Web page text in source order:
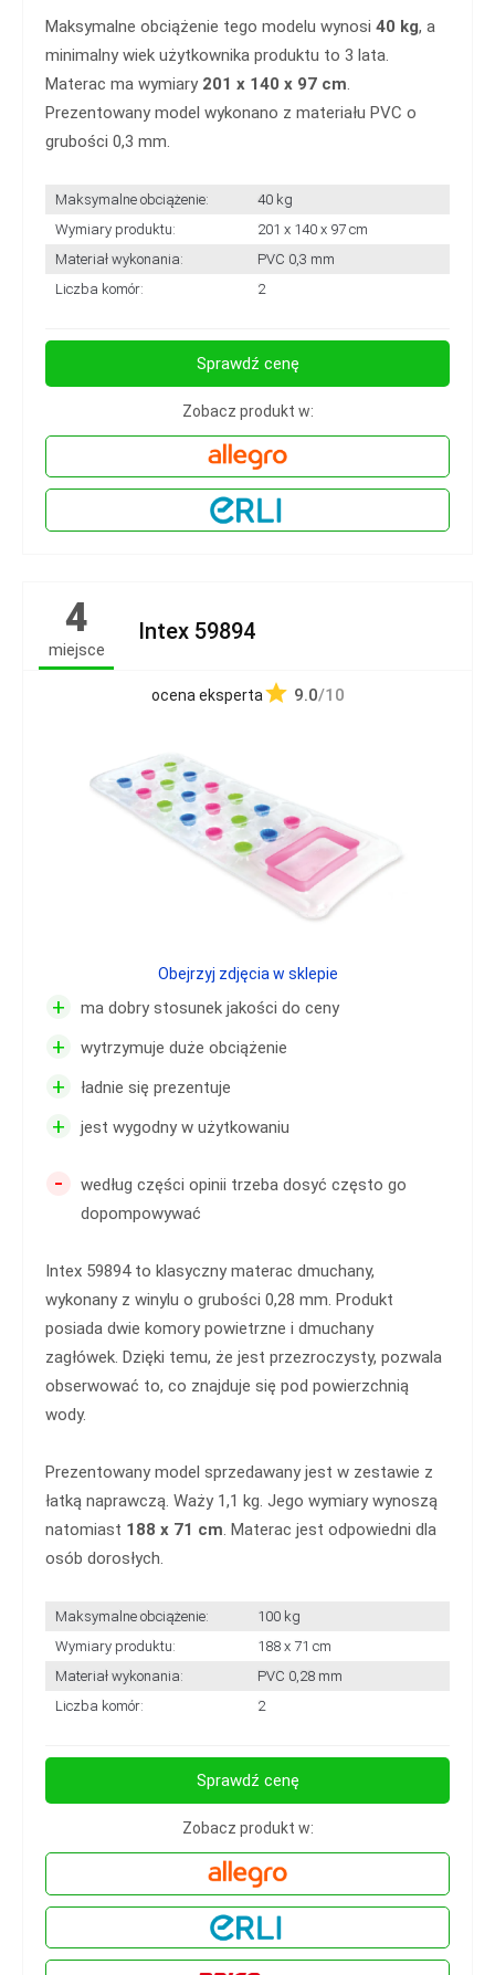
Maksymalne obciążenie tego modelu wynosi 40 kg, a
minimalny wiek użytkownika produktu to 3 lata.
Materac ma wymiary 201 x 140 x 97 cm.
Prezentowany model wykonano z materiału PVC o
grubości 0,3 mm.
Maksymalne obciążenie:
40 kg
Wymiary produktu:
201 x 140 x 97 cm
Materiał wykonania:
PVC 0,3 mm
Liczba komór:
2
Sprawdź cenę
Zobacz produkt w:
4
miejsce
Intex 59894
ocena eksperta 9.0/10
+ ma dobry stosunek jakości do ceny
+ wytrzymuje duże obciążenie
+ ładnie się prezentuje
+ jest wygodny w użytkowaniu
-
według części opinii trzeba dosyć często go
dopompowywać
Intex 59894 to klasyczny materac dmuchany,
wykonany z winylu o grubości 0,28 mm. Produkt
posiada dwie komory powietrzne i dmuchany
zagłówek. Dzięki temu, że jest przezroczysty, pozwala
obserwować to, co znajduje się pod powierzchnią
wody.
Prezentowany model sprzedawany jest w zestawie z
łatką naprawczą. Waży 1,1 kg. Jego wymiary wynoszą
natomiast 188 x 71 cm. Materac jest odpowiedni dla
osób dorosłych.
Maksymalne obciążenie:
100 kg
Wymiary produktu:
188 x 71 cm
Materiał wykonania:
PVC 0,28 mm
Liczba komór:
2
Obejrzyj zdjęcia w sklepie
Sprawdź cenę
Zobacz produkt w: